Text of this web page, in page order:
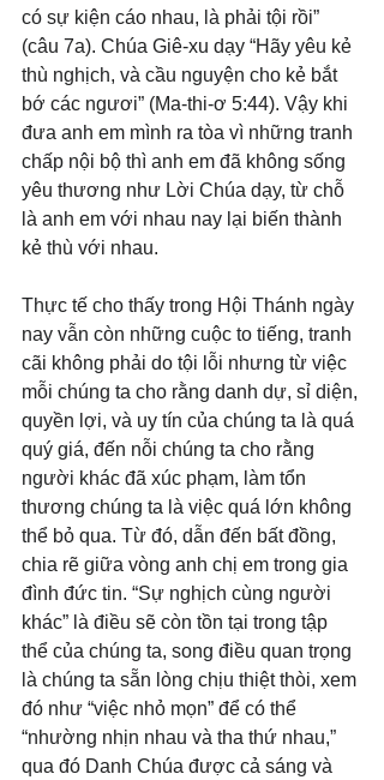
có sự kiện cáo nhau, là phải tội rồi”
(câu 7a). Chúa Giê-xu dạy “Hãy yêu kẻ
thù nghịch, và cầu nguyện cho kẻ bắt
bớ các ngươi” (Ma-thi-ơ 5:44). Vậy khi
đưa anh em mình ra tòa vì những tranh
chấp nội bộ thì anh em đã không sống
yêu thương như Lời Chúa dạy, từ chỗ
là anh em với nhau nay lại biến thành
kẻ thù với nhau.
Thực tế cho thấy trong Hội Thánh ngày
nay vẫn còn những cuộc to tiếng, tranh
cãi không phải do tội lỗi nhưng từ việc
mỗi chúng ta cho rằng danh dự, sỉ diện,
quyền lợi, và uy tín của chúng ta là quá
quý giá, đến nỗi chúng ta cho rằng
người khác đã xúc phạm, làm tổn
thương chúng ta là việc quá lớn không
thể bỏ qua. Từ đó, dẫn đến bất đồng,
chia rẽ giữa vòng anh chị em trong gia
đình đức tin. “Sự nghịch cùng người
khác” là điều sẽ còn tồn tại trong tập
thể của chúng ta, song điều quan trọng
là chúng ta sẵn lòng chịu thiệt thòi, xem
đó như “việc nhỏ mọn” để có thể
“nhường nhịn nhau và tha thứ nhau,”
qua đó Danh Chúa được cả sáng và